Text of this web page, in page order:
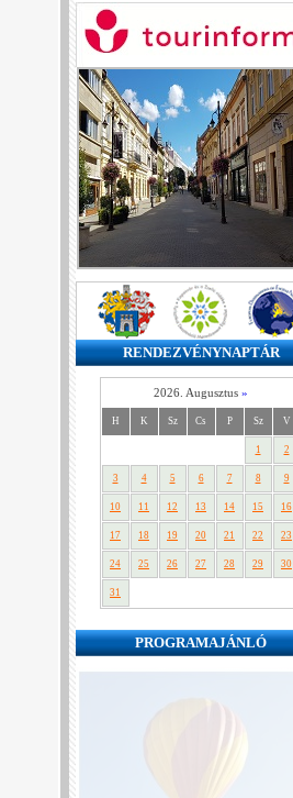
RENDEZVÉNYNAPTÁR
2026. Augusztus »
H K Sz Cs P Sz V
1 2
3 4 5 6 7 8 9
10 11 12 13 14 15 16
17 18 19 20 21 22 23
24 25 26 27 28 29 30
31
PROGRAMAJÁNLÓ